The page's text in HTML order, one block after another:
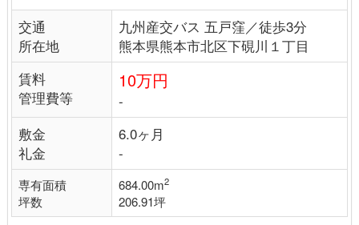
交通
所在地
九州産交バス 五戸窪／徒歩3分
熊本県熊本市北区下硯川１丁目
賃料
管理費等
10万円
-
敷金
礼金
6.0ヶ月
-
専有面積
坪数
684.00m2
206.91坪